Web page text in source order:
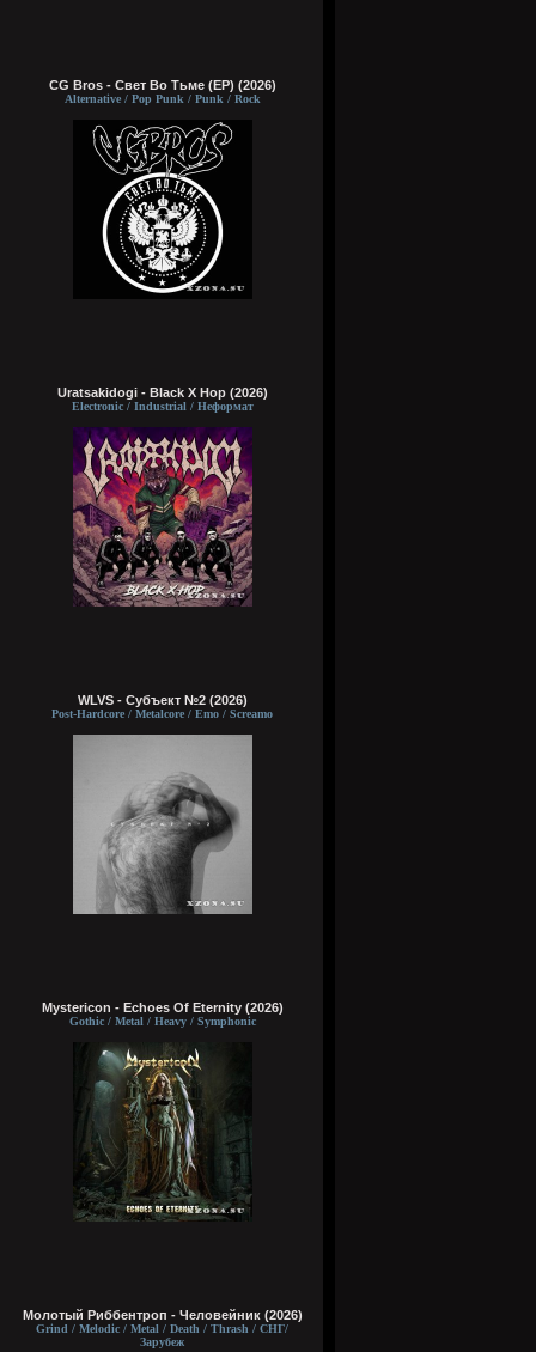
CG Bros - Свет Во Тьме (EP) (2026)
Alternative / Pop Punk / Punk / Rock
Uratsakidogi - Black X Hop (2026)
Electronic / Industrial / Неформат
WLVS - Субъект №2 (2026)
Post-Hardcore / Metalcore / Emo / Screamo
Mystericon - Echoes Of Eternity (2026)
Gothic / Metal / Heavy / Symphonic
Молотый Риббентроп - Человейник (2026)
Grind / Melodic / Metal / Death / Thrash / СНГ/
Зарубеж